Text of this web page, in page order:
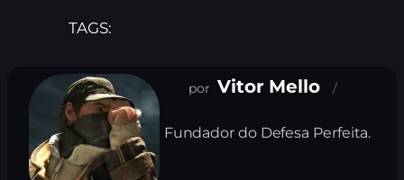
TAGS:
Vitor Mello
Fundador do Defesa Perfeita.